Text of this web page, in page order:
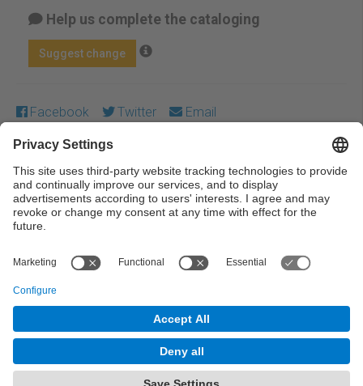
Help us complete the cataloging
Suggest change
Facebook Twitter Email
Except where otherwise noted, content on this work is
licensed under a Creative Commons license:Attribution-
NonCommercial-NoDerivs 3.0 Spain
© UPC Universitat Politècnica de Catalunya ·
BarcelonaTech